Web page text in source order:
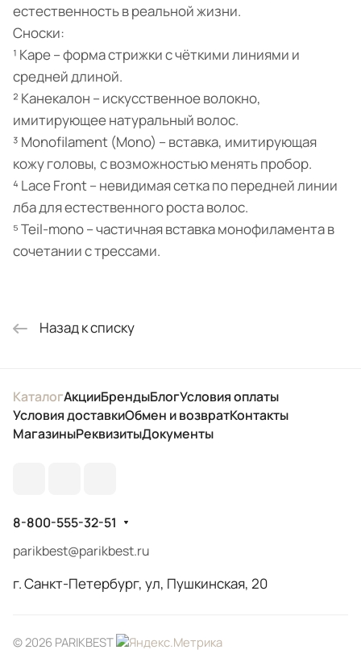
естественность в реальной жизни.
Сноски:
¹ Каре – форма стрижки с чёткими линиями и
средней длиной.
² Канекалон – искусственное волокно,
имитирующее натуральный волос.
³ Monofilament (Mono) – вставка, имитирующая
кожу головы, с возможностью менять пробор.
⁴ Lace Front – невидимая сетка по передней линии
лба для естественного роста волос.
⁵ Teil-mono – частичная вставка монофиламента в
сочетании с трессами.
Назад к списку
КаталогАкцииБрендыБлогУсловия оплаты
Условия доставкиОбмен и возвратКонтакты
МагазиныРеквизитыДокументы
8-800-555-32-51
parikbest@parikbest.ru
г. Санкт-Петербург, ул, Пушкинская, 20
© 2026 PARIKBEST